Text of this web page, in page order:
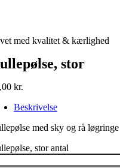
med kvalitet & kærlighed
stor
kr.
Beskrivelse
med sky og rå løgringe
stor antal